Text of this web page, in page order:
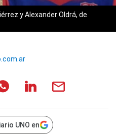
y Alexander Oldrá, de
UNO en